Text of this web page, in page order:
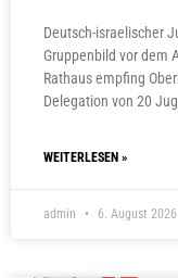
Deutsch-israelischer
Gruppenbild vor dem
Rathaus empfing
Delegation von 20
WEITERLESEN »
admin 6. August 2026